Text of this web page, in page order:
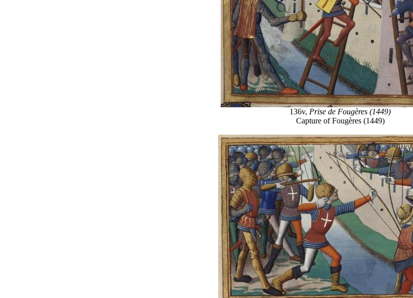
136v, Prise de Fougères (1449)
Capture of Fougères (1449)